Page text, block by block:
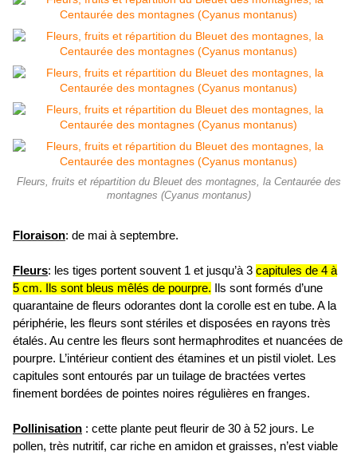
Fleurs, fruits et répartition du Bleuet des montagnes, la Centaurée des
montagnes (Cyanus montanus)
Floraison: de mai à septembre.
Fleurs: les tiges portent souvent 1 et jusqu’à 3 capitules de 4 à
5 cm. Ils sont bleus mêlés de pourpre. Ils sont formés d’une
quarantaine de fleurs odorantes dont la corolle est en tube. A la
périphérie, les fleurs sont stériles et disposées en rayons très
étalés. Au centre les fleurs sont hermaphrodites et nuancées de
pourpre. L’intérieur contient des étamines et un pistil violet. Les
capitules sont entourés par un tuilage de bractées vertes
finement bordées de pointes noires régulières en franges.
Pollinisation : cette plante peut fleurir de 30 à 52 jours. Le
pollen, très nutritif, car riche en amidon et graisses, n’est viable